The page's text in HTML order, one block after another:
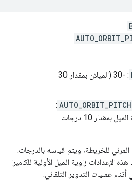
: -30 (الميلان بمقدار 30
:
10 (تغيير درجة الميل بمقدار 10 درجات
المرئي للخريطة، ويتم قياسه بالدرجات.
الإعدادات زاوية الميل الأولية للكاميرا
عمليات التدوير التلقائي.